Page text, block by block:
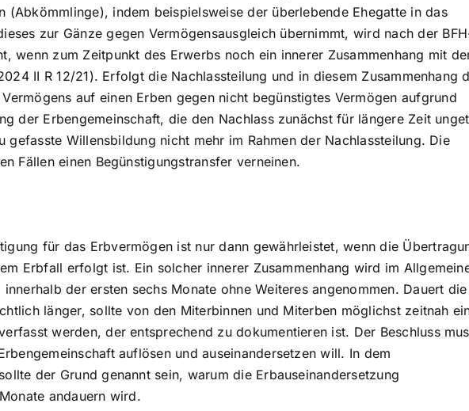
(Abkömmlinge), indem beispielsweise der überlebende Ehegatte in das
zur Gänze gegen Vermögensausgleich übernimmt, wird nach der
wenn zum Zeitpunkt des Erwerbs noch ein innerer Zusammenhang mit
II R 12/21). Erfolgt die Nachlassteilung und in diesem Zusammenhang
auf einen Erben gegen nicht begünstigtes Vermögen aufgrund
der Erbengemeinschaft, die den Nachlass zunächst für längere Zeit
gefasste Willensbildung nicht mehr im Rahmen der Nachlassteilung. Die
Fällen einen Begünstigungstransfer verneinen.
für das Erbvermögen ist nur dann gewährleistet, wenn die
Erbfall erfolgt ist. Ein solcher innerer Zusammenhang wird im
der ersten sechs Monate ohne Weiteres angenommen. Dauert die
länger, sollte von den Miterbinnen und Miterben möglichst zeitnah
werden, der entsprechend zu dokumentieren ist. Der Beschluss
auflösen und auseinandersetzen will. In dem
der Grund genannt sein, warum die Erbauseinandersetzung
andauern wird.